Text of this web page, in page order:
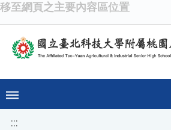
移至網頁之主要內容區位置
:::